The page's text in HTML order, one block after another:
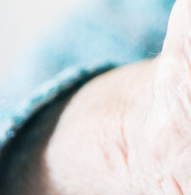
DBB SENIOREN
POSITIONEN
VERANSTALTUNGEN
PUBLIKATIONEN